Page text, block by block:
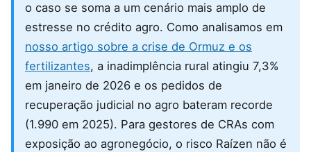
o caso se soma a um cenário mais amplo de
estresse no crédito agro. Como analisamos em
nosso artigo sobre a crise de Ormuz e os
fertilizantes, a inadimplência rural atingiu 7,3%
em janeiro de 2026 e os pedidos de
recuperação judicial no agro bateram recorde
(1.990 em 2025). Para gestores de CRAs com
exposição ao agronegócio, o risco Raízen não é